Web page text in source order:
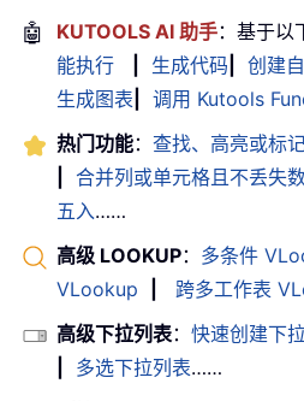
🤖 KUTOOLS AI 助手：基于以
能执行
生成代码 创建
生成图表
调用 Kutools
热门功能： 查找、高亮或标
合并列或单元格且不丢失
五入……
高级 LOOKUP： 多条件
VLookup
跨多工作表
高级下拉列表： 快速创建下
多选下拉列表……